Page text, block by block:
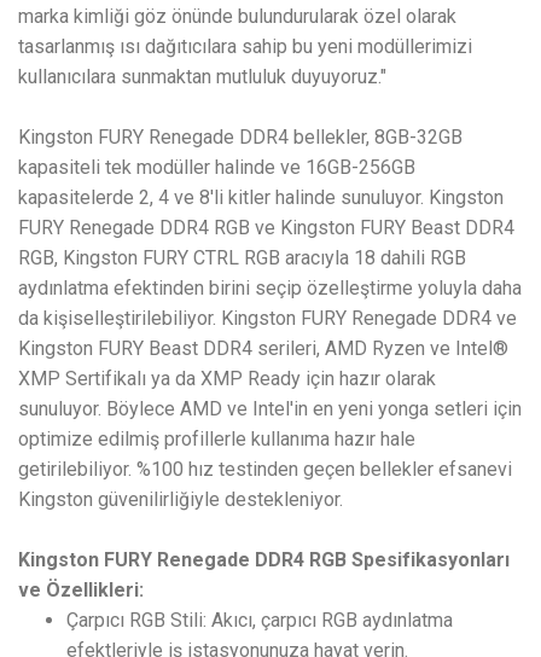
marka kimliği göz önünde bulundurularak özel olarak
tasarlanmış ısı dağıtıcılara sahip bu yeni modüllerimizi
kullanıcılara sunmaktan mutluluk duyuyoruz."
Kingston FURY Renegade DDR4 bellekler, 8GB-32GB
kapasiteli tek modüller halinde ve 16GB-256GB
kapasitelerde 2, 4 ve 8'li kitler halinde sunuluyor. Kingston
FURY Renegade DDR4 RGB ve Kingston FURY Beast DDR4
RGB, Kingston FURY CTRL RGB aracıyla 18 dahili RGB
aydınlatma efektinden birini seçip özelleştirme yoluyla daha
da kişiselleştirilebiliyor. Kingston FURY Renegade DDR4 ve
Kingston FURY Beast DDR4 serileri, AMD Ryzen ve Intel®
XMP Sertifikalı ya da XMP Ready için hazır olarak
sunuluyor. Böylece AMD ve Intel'in en yeni yonga setleri için
optimize edilmiş profillerle kullanıma hazır hale
getirilebiliyor. %100 hız testinden geçen bellekler efsanevi
Kingston güvenilirliğiyle destekleniyor.
Kingston FURY Renegade DDR4 RGB Spesifikasyonları
ve Özellikleri:
Çarpıcı RGB Stili: Akıcı, çarpıcı RGB aydınlatma
efektleriyle iş istasyonunuza hayat verin.